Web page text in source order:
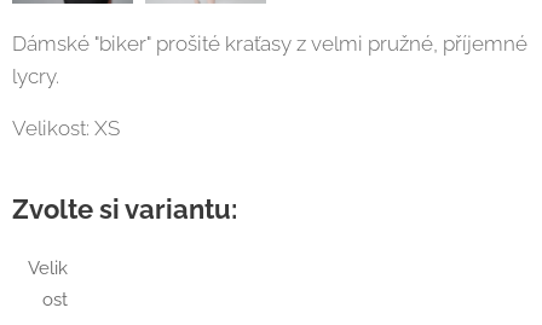
Dámské "biker" prošité kraťasy z velmi pružné, příjemné
lycry.
Velikost: XS
Zvolte si variantu:
Velik
ost